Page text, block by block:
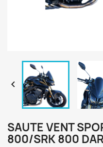

SAUTE VENT
800/SRK 800